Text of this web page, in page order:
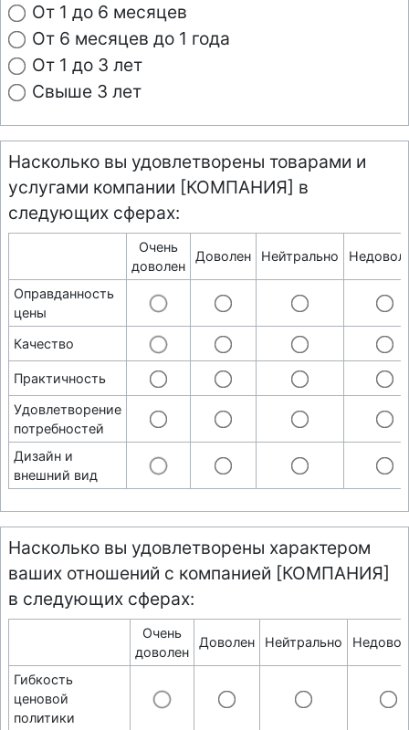
От 1 до 6 месяцев
От 6 месяцев до 1 года
От 1 до 3 лет
Свыше 3 лет
Насколько вы удовлетворены товарами и
услугами компании [КОМПАНИЯ] в
следующих сферах:
Очень
доволен
Доволен Нейтрально
Оправданность
цены
Качество
Практичность
Удовлетворение
потребностей
Дизайн и
внешний вид
Насколько вы удовлетворены характером
ваших отношений с компанией [КОМПАНИЯ]
в следующих сферах:
Очень
доволен
Доволен Нейтрально
Гибкость
ценовой
политики